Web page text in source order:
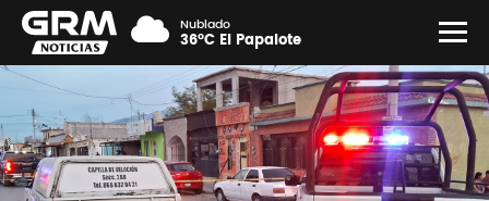
Nublado
36°C El Papalote